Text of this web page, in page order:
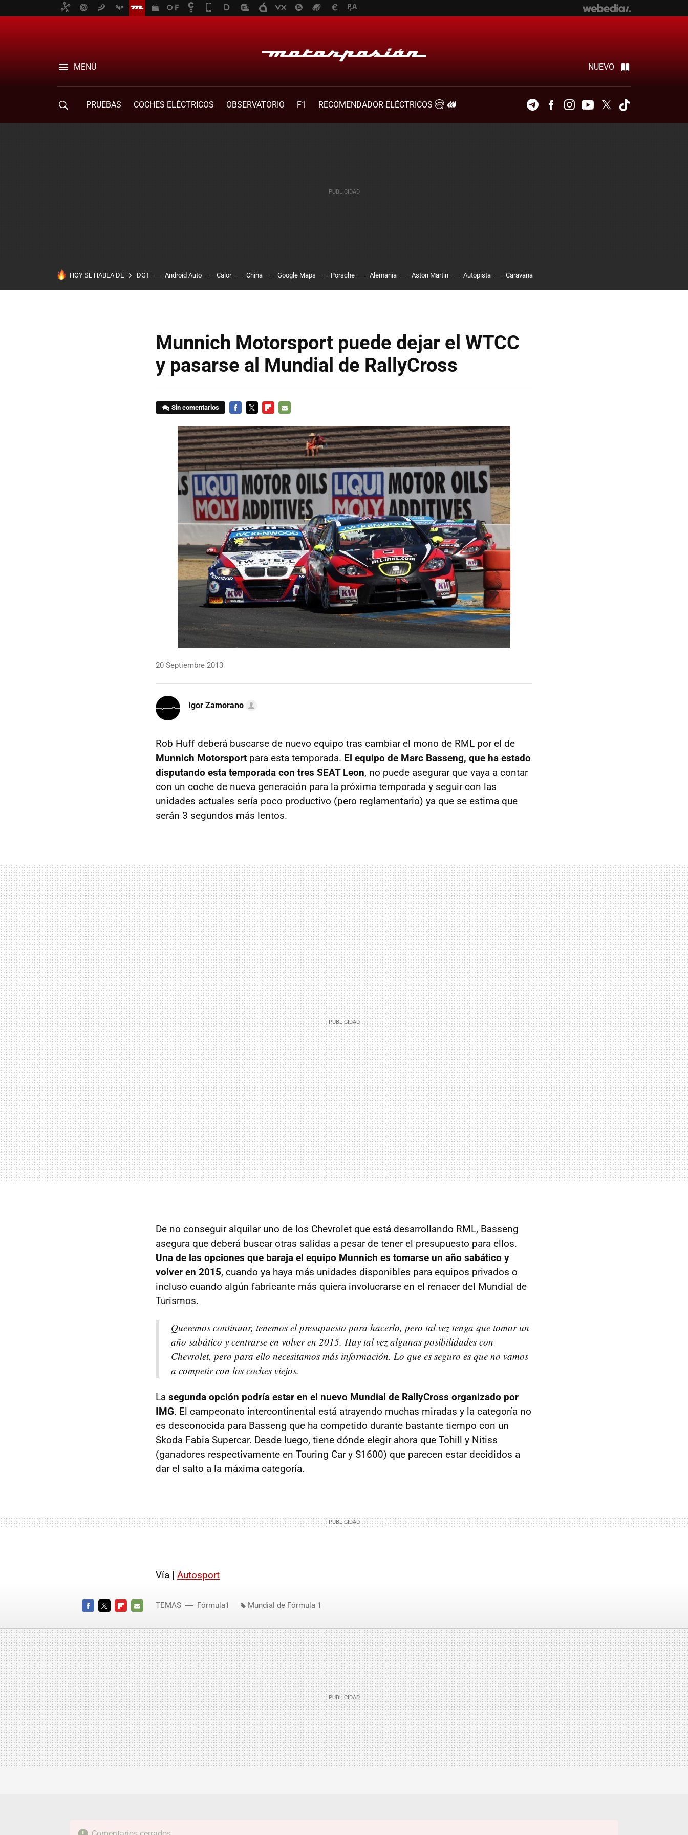
MENÚ NUEVO
PRUEBAS COCHES ELÉCTRICOS OBSERVATORIO F1
RECOMENDADOR ELÉCTRICOS
TelegramFacebookInstagramYoutubeTwitter
HOY SE HABLA DE DGT Android Auto Calor China Google Maps Porsche Alemania Aston Martin Autopista Caravana
Munnich Motorsport puede dejar el WTCC
y pasarse al Mundial de RallyCross
Sin comentarios
MAIL
20 Septiembre 2013
Igor Zamorano
Rob Huff deberá buscarse de nuevo equipo tras cambiar el mono de RML por el de
Munnich Motorsport para esta temporada. El equipo de Marc Basseng, que ha estado
disputando esta temporada con tres SEAT Leon, no puede asegurar que vaya a contar
con un coche de nueva generación para la próxima temporada y seguir con las
unidades actuales sería poco productivo (pero reglamentario) ya que se estima que
serán 3 segundos más lentos.
De no conseguir alquilar uno de los Chevrolet que está desarrollando RML, Basseng
asegura que deberá buscar otras salidas a pesar de tener el presupuesto para ellos.
Una de las opciones que baraja el equipo Munnich es tomarse un año sabático y
volver en 2015, cuando ya haya más unidades disponibles para equipos privados o
incluso cuando algún fabricante más quiera involucrarse en el renacer del Mundial de
Turismos.
Queremos continuar, tenemos el presupuesto para hacerlo, pero tal vez tenga que tomar un
año sabático y centrarse en volver en 2015. Hay tal vez algunas posibilidades con
Chevrolet, pero para ello necesitamos más información. Lo que es seguro es que no vamos
a competir con los coches viejos.
La segunda opción podría estar en el nuevo Mundial de RallyCross organizado por
IMG. El campeonato intercontinental está atrayendo muchas miradas y la categoría no
es desconocida para Basseng que ha competido durante bastante tiempo con un
Skoda Fabia Supercar. Desde luego, tiene dónde elegir ahora que Tohill y Nitiss
(ganadores respectivamente en Touring Car y S1600) que parecen estar decididos a
dar el salto a la máxima categoría.
Vía | Autosport
MAIL
TEMAS Fórmula1 Mundial de Fórmula 1